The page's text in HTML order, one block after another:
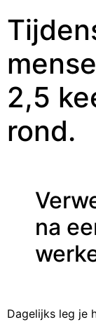
2,5
rond.
na
Dagelijks leg je